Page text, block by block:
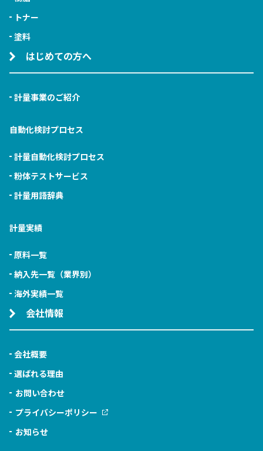
トナー
塗料
はじめての方へ
計量事業のご紹介
自動化検討プロセス
計量自動化検討プロセス
粉体テストサービス
計量用語辞典
計量実績
原料一覧
納入先一覧（業界別）
海外実績一覧
会社情報
会社概要
選ばれる理由
お問い合わせ
プライバシーポリシー
お知らせ